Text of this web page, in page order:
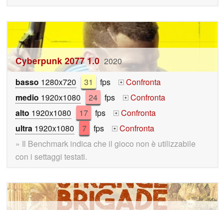
Cyberpunk 2077 1.0 2020
basso 1280x720 31 fps +
Confronta
medio 1920x1080 24 fps +
Confronta
alto 1920x1080 17 fps +
Confronta
ultra 1920x1080 7 fps +
Confronta
» Il Benchmark indica che il gioco non è utilizzabile
con i settaggi testati.